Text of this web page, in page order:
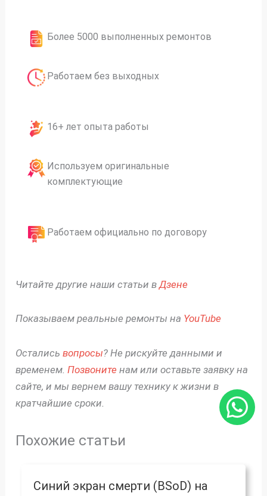
Более 5000 выполненных ремонтов
Работаем без выходных
16+ лет опыта работы
Используем оригинальные
комплектующие
Работаем официально по договору
Читайте другие наши статьи вДзене
Показываем реальные ремонты на YouTube
Осталисьвопросы? Не рискуйте данными и
временем.Позвоните нам или оставьте заявку на
сайте, и мы вернем вашу технику к жизни в
кратчайшие сроки.
Похожие статьи
Синий экран смерти (BSoD) на